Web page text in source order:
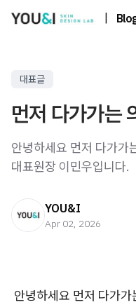
대표글
먼저 다가가는
안녕하세요 먼저 다가가
대표원장 이민우입니다.
YOU&I
Apr 02, 2026
안녕하세요 먼저 다가가